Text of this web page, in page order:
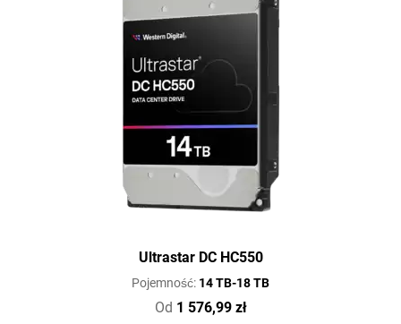
Ultrastar DC HC550
Pojemność: 14 TB-18 TB
Od 1 576,99 zł